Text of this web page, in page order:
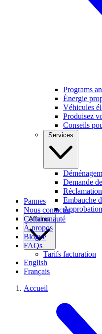
Programs
Énergie
Véhicules
Produisez
Conseils
Services
Demande
Embauche
Affaires
Tarifs facturation
Pannes
Nous contacter
Communauté
À propos
Blogue
FAQs
English
Français
Accueil